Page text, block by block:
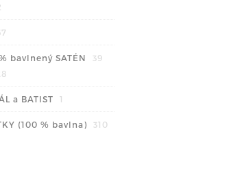
bavlnený SATÉN
39
a BATIST 1
(100 % bavlna)
310